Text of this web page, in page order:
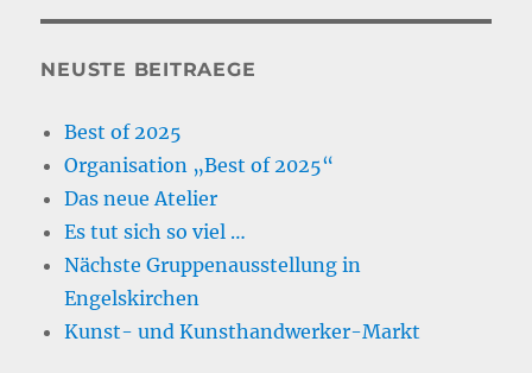
NEUSTE BEITRAEGE
Best of 2025
Organisation „Best of 2025“
Das neue Atelier
Es tut sich so viel …
Nächste Gruppenausstellung in
Engelskirchen
Kunst- und Kunsthandwerker-Markt